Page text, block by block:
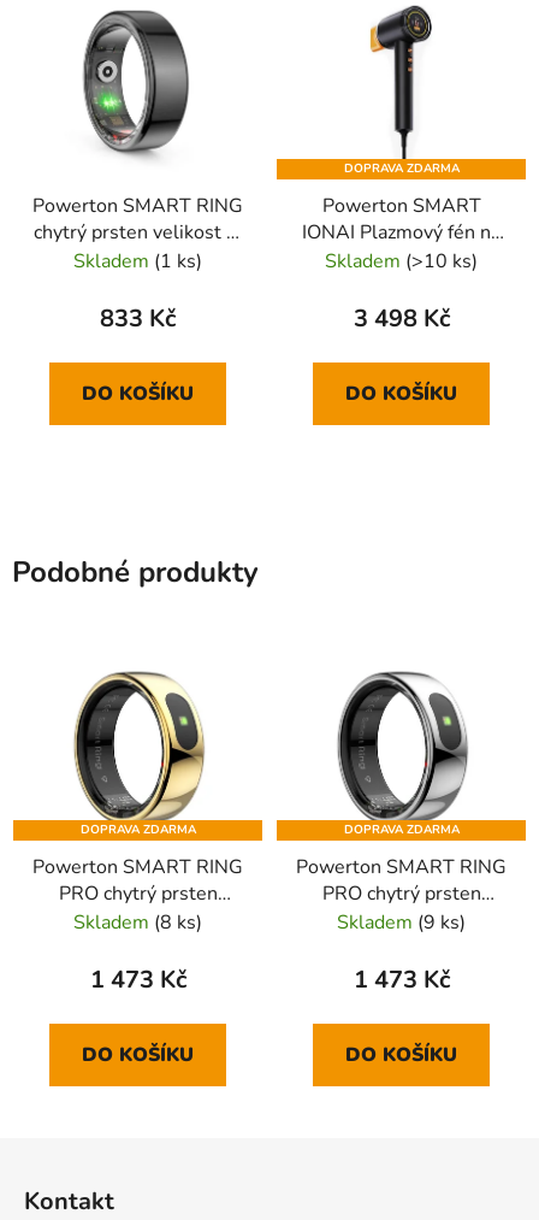
Powerton SMART RING
chytrý prsten velikost 9,
černý
Skladem (1 ks)
833 Kč
DO KOŠÍKU
DOPRAVA ZDARMA
Powerton SMART
IONAI Plazmový fén na
vlasy s ionizací a AI,
Skladem (>10 ks)
3 498 Kč
DO KOŠÍKU
Podobné produkty
DOPRAVA ZDARMA
Powerton SMART RING
PRO chytrý prsten
velikost 9, zlatý
Skladem (8 ks)
1 473 Kč
DO KOŠÍKU
DOPRAVA ZDARMA
Powerton SMART RING
PRO chytrý prsten
velikost 9, stříbrný
Skladem (9 ks)
1 473 Kč
DO KOŠÍKU
Kontakt